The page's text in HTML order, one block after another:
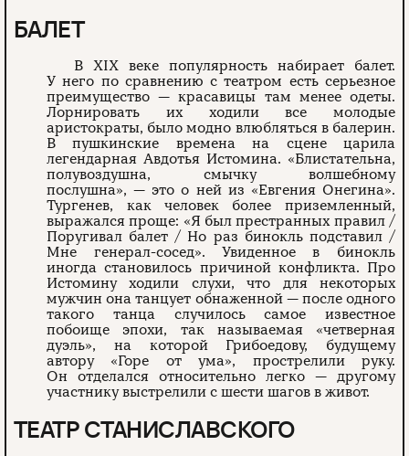
БАЛЕТ
В XIX веке популярность набирает балет.
У него по сравнению с театром есть серьезное
преимущество — красавицы там менее одеты.
Лорнировать их ходили все молодые
аристократы, было модно влюбляться в балерин.
В пушкинские времена на сцене царила
легендарная Авдотья Истомина. «Блистательна,
полувоздушна, смычку волшебному
послушна», — это о ней из «Евгения Онегина».
Тургенев, как человек более приземленный,
выражался проще: «Я был престранных правил /
Поругивал балет / Но раз бинокль подставил /
Мне генерал-сосед». Увиденное в бинокль
иногда становилось причиной конфликта. Про
Истомину ходили слухи, что для некоторых
мужчин она танцует обнаженной — после одного
такого танца случилось самое известное
побоище эпохи, так называемая «четверная
дуэль», на которой Грибоедову, будущему
автору «Горе от ума», прострелили руку.
Он отделался относительно легко — другому
участнику выстрелили с шести шагов в живот.
ТЕАТР СТАНИСЛАВСКОГО